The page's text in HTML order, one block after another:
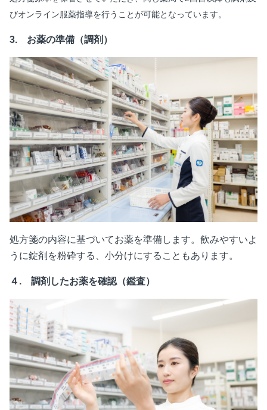
びオンライン服薬指導を行うことが可能となっています。
3. お薬の準備（調剤）
処方箋の内容に基づいてお薬を準備します。飲みやすいよ
うに錠剤を粉砕する、小分けにすることもあります。
４. 調剤したお薬を確認（鑑査）